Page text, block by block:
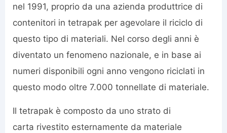
nel 1991, proprio da una azienda produttrice di
contenitori in tetrapak per agevolare il riciclo di
questo tipo di materiali. Nel corso degli anni è
diventato un fenomeno nazionale, e in base ai
numeri disponibili ogni anno vengono riciclati in
questo modo oltre 7.000 tonnellate di materiale.
Il tetrapak è composto da uno strato di
carta rivestito esternamente da materiale